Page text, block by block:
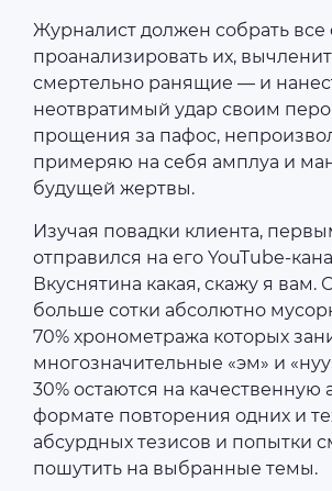
Журналист должен собрать все
проанализировать их,
смертельно ранящие — и
неотвратимый удар своим
прощения за пафос,
примеряю на себя амплуа и
будущей жертвы.
Изучая повадки клиента,
отправился на его YouTube-
Вкуснятина какая, скажу я вам.
больше сотки абсолютно
70% хронометража которых
многозначительные «эм» и
30% остаются на качественную
формате повторения одних и
абсурдных тезисов и попытки
пошутить на выбранные темы.